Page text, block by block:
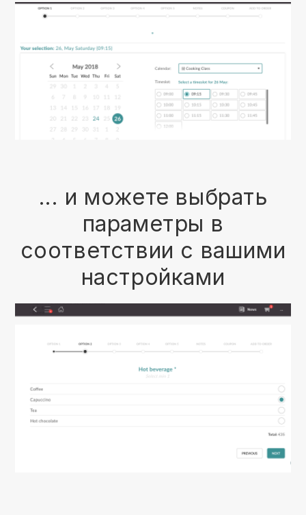
... и можете выбрать
параметры в
соответствии с вашими
настройками